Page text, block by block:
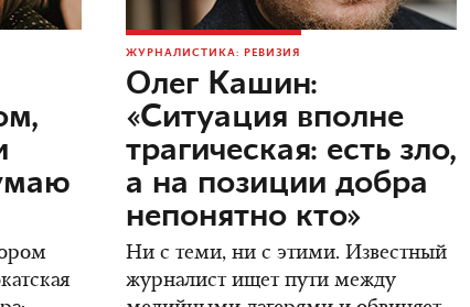
ЖУРНАЛИСТИКА: РЕВИЗИЯ
Олег Кашин:
«Ситуация вполне
трагическая: есть зло,
а на позиции добра
непонятно кто»
Ни с теми, ни с этими. Известный
журналист ищет пути между